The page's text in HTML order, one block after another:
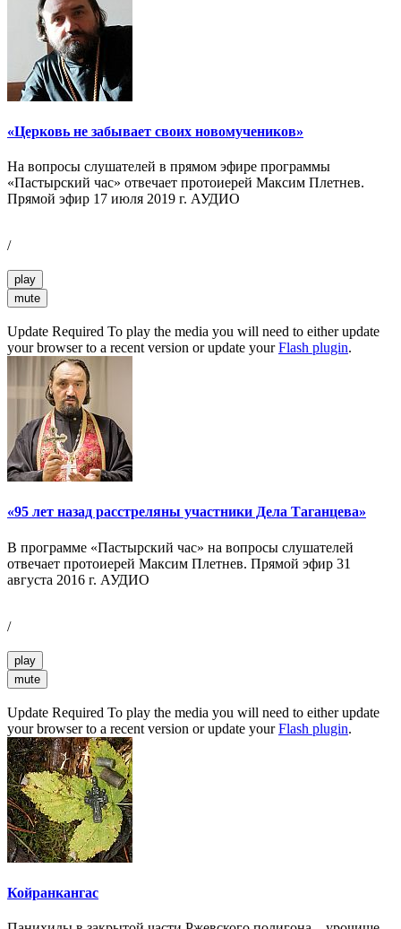
«Церковь не забывает своих новомучеников»
На вопросы слушателей в прямом эфире программы
«Пастырский час» отвечает протоиерей Максим Плетнев.
Прямой эфир 17 июля 2019 г. АУДИО
/
play
mute
Update Required To play the media you will need to either update
your browser to a recent version or update yourFlash plugin.
«95 лет назад расстреляны участники Дела Таганцева»
В программе «Пастырский час» на вопросы слушателей
отвечает протоиерей Максим Плетнев. Прямой эфир 31
августа 2016 г. АУДИО
/
play
mute
Update Required To play the media you will need to either update
your browser to a recent version or update yourFlash plugin.
Койранкангас